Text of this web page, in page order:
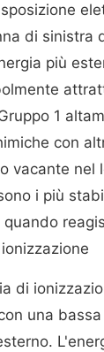
di sinistra
più
1
con
vacante nel
i più
quando
di
una